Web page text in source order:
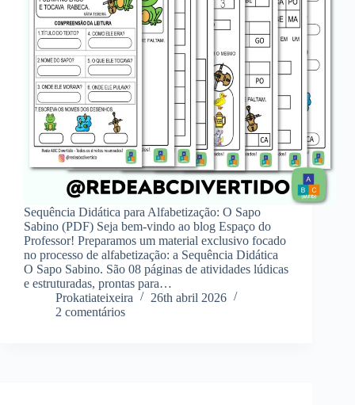
Sequência Didática para Alfabetização: O Sapo
Sabino (PDF) Seja bem-vindo ao blog Espaço do
Professor! Preparamos um material exclusivo focado
no processo de alfabetização: a Sequência Didática
O Sapo Sabino. São 08 páginas de atividades lúdicas
e estruturadas, prontas para…
Prokatiateixeira
26th abril 2026
2 comentários